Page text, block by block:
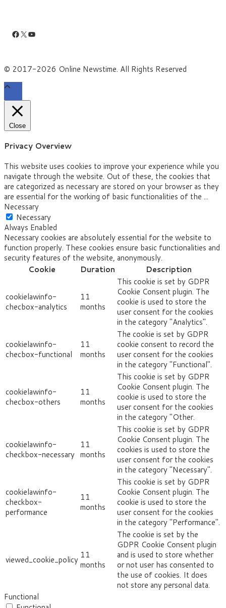
Facebook
X YouTube
© 2017-2026 Online Newstime. All Rights Reserved
Close
Privacy Overview
This website uses cookies to improve your experience while you
navigate through the website. Out of these, the cookies that
are categorized as necessary are stored on your browser as they
are essential for the working of basic functionalities of the ...
Necessary
Necessary
Always Enabled
Necessary cookies are absolutely essential for the website to
function properly. These cookies ensure basic functionalities and
security features of the website, anonymously.
Cookie
Duration Description
cookielawinfo-
checbox-analytics
11
months
This cookie is set by GDPR
Cookie Consent plugin. The
cookie is used to store the
user consent for the cookies
in the category "Analytics".
cookielawinfo-
checbox-functional
11
months
The cookie is set by GDPR
cookie consent to record the
user consent for the cookies
in the category "Functional".
cookielawinfo-
checbox-others
11
months
This cookie is set by GDPR
Cookie Consent plugin. The
cookie is used to store the
user consent for the cookies
in the category "Other.
cookielawinfo-
checkbox-necessary
11
months
This cookie is set by GDPR
Cookie Consent plugin. The
cookies is used to store the
user consent for the cookies
in the category "Necessary".
cookielawinfo-
checkbox-
performance
11
months
This cookie is set by GDPR
Cookie Consent plugin. The
cookie is used to store the
user consent for the cookies
in the category "Performance".
viewed_cookie_policy 11
months
The cookie is set by the
GDPR Cookie Consent plugin
and is used to store whether
or not user has consented to
the use of cookies. It does
not store any personal data.
Functional